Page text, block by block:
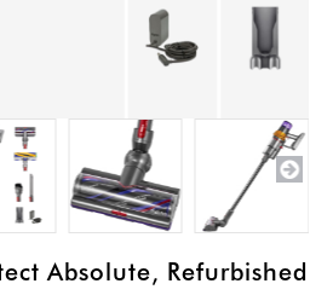
Absolute, Refurbished